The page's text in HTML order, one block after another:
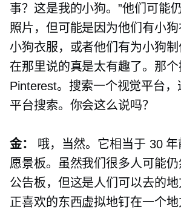
事？这是我的小狗。”他们可能
照片，但可能是因为他们有小
小狗衣服，或者他们有为小狗
在那里说的真是太有趣了。那
Pinterest。搜索一个视觉平台
平台搜索。你会这么说吗？
金：
哦，当然。它相当于 30
愿景板。虽然我们很多人可能
公告板，但这是人们可以去的
正喜欢的东西虚拟地钉在一个